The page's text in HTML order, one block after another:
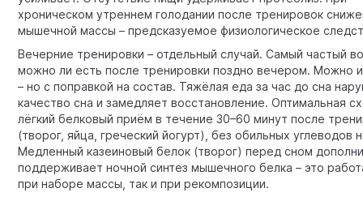
хроническом утреннем голодании после тренировок
мышечной массы – предсказуемое физиологическое
Вечерние тренировки – отдельный случай. Самый частый
можно ли есть после тренировки поздно вечером. Можно
– но с поправкой на состав. Тяжёлая еда за час до сна
качество сна и замедляет восстановление. Оптимальная
лёгкий белковый приём в течение 30–60 минут после
(творог, яйца, греческий йогурт), без обильных углеводов
Медленный казеиновый белок (творог) перед сном
поддерживает ночной синтез мышечного белка – это
при наборе массы, так и при рекомпозиции.